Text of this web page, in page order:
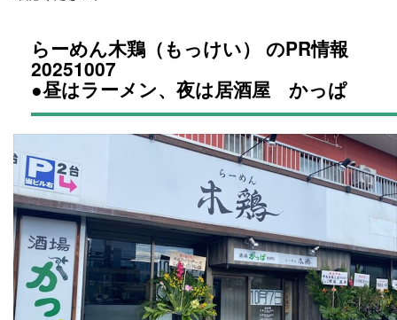
らーめん木鶏（もっけい） のPR情報
20251007
●昼はラーメン、夜は居酒屋 かっぱ